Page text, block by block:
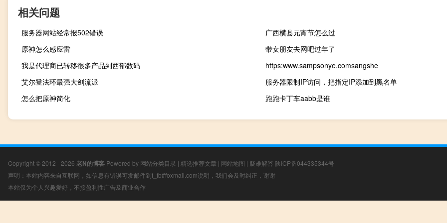
相关问题
服务器网站经常报502错误
广西横县元宵节怎么过
原神怎么感应雷
带女朋友去网吧过年了
我是代理商已转移很多产品到西部数码
https:www.sampsonye.comsangshe
艾尔登法环最强大剑流派
服务器限制IP访问，把指定IP添加到黑名单
怎么把原神简化
跑跑卡丁车aabb是谁
Copyright © 2012 - 2026 老N的博客 Powered by 网站分类目录 | 精选推荐文章 | 网站地图 | 疑难解答 陕ICP备044335344号
声明：本站内容来自互联网，如信息有错误可发邮件到f_fb#foxmail.com说明，我们会及时纠正，谢谢
本站仅为个人兴趣爱好，不接盈利性广告及商业合作